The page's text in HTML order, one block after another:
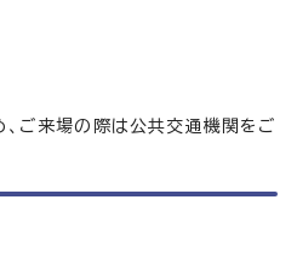
ご来場の際は公共交通機関をご